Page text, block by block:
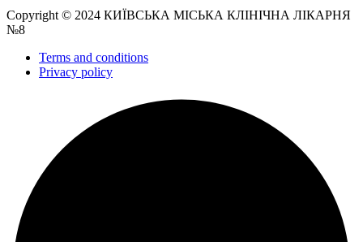
Copyright © 2024 КИЇВСЬКА МІСЬКА КЛІНІЧНА ЛІКАРНЯ
№8
Terms and conditions
Privacy policy